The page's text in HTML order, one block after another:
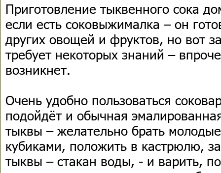
Приготовление тыквенного сока
если есть соковыжималка – он
других овощей и фруктов, но вот
требует некоторых знаний –
возникнет.
Очень удобно пользоваться
подойдёт и обычная
тыквы – желательно брать
кубиками, положить в кастрюлю,
тыквы – стакан воды, - и варить,